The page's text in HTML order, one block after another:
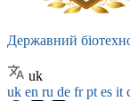
Державний
uk
uk en ru de frpt es it